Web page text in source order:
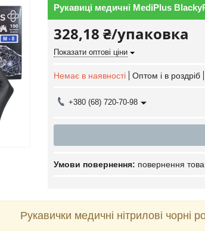
Рукавиці медичні MediPlus
328,18 ₴/упаковка
Показати оптові ціни
Немає в наявності Оптом і в роздріб
+380 (68) 720-70-98
повернення
Рукавички медичні нітрилові чорні